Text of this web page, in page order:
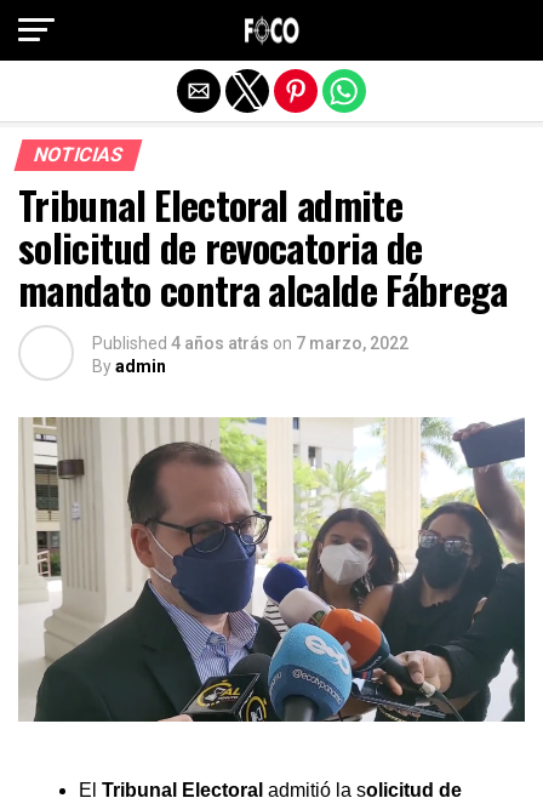
NOTICIAS
Tribunal Electoral admite
solicitud de revocatoria de
mandato contra alcalde Fábrega
Published 4 años atrás on 7 marzo, 2022
Byadmin
El Tribunal Electoral admitió la solicitud de
Salir de la versión móvil